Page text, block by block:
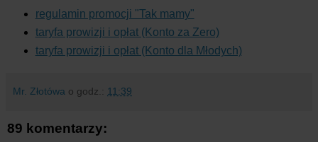
regulamin promocji "Tak mamy"
taryfa prowizji i opłat (Konto za Zero)
taryfa prowizji i opłat (Konto dla Młodych)
Mr. Złotówa o godz.: 11:39
89 komentarzy: